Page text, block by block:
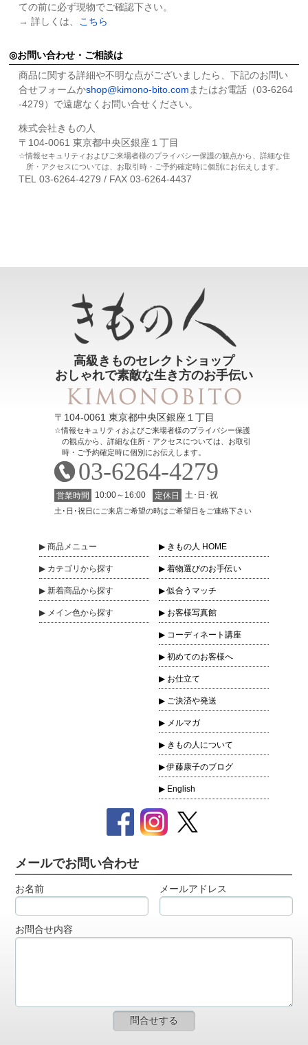
ての前に必ず現物でご確認下さい。
→ 詳しくは、
こちら
お問い合わせ・ご相談は
商品に関する詳細や不明な点がございましたら、下記のお問い
合せフォームかshop@kimono-bito.com またはお電話（03-6264
-4279）で遠慮なくお問い合せください。
株式会社きもの人
〒104-0061 東京都中央区銀座１丁目
情報セキュリティおよびご来場者様のプライバシー保護の観点から、詳細な住
所・アクセスについては、お取引時・ご予約確定時に個別にお伝えします。
TEL 03-6264-4279 / FAX 03-6264-4437
高級きものセレクトショップ
おしゃれで素敵な生き方のお手伝い
〒104-0061 東京都中央区銀座１丁目
情報セキュリティおよびご来場者様のプライバシー保護
の観点から、詳細な住所・アクセスについては、お取引
時・ご予約確定時に個別にお伝えします。
03-6264-4279
営業時間 10:00～16:00 定休日 土･日･祝
土･日･祝日にご来店ご希望の時はご希望日をご連絡下さい
商品 メニュー
カテゴリ から探す
新着商品から探す
メイン色から探す
きもの人 HOME
着物選びのお手伝い
似合うマッチ
お客様写真館
コーディネート講座
初めてのお客様へ
お仕立て
ご決済や発送
メルマガ
きもの人について
伊藤康子のブログ
English
メールでお問い合わせ
お名前 メールアドレス
お問合せ内容